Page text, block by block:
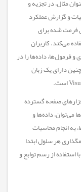
مثال، در تجزیه و
و گزارش عملکرد
فرمت شده برای
می‌کند. کاربران
و فرمول‌ها، داده‌ها را در
دارای یک زبان
صفحه گسترده
می‌توان، داده‌ها و
به انجام محاسبات
هر سلول ابتدا
از رسم توابع و